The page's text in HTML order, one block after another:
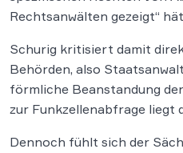
Rechtsanwälten gezeigt“
Schurig kritisiert damit
Behörden, also
förmliche Beanstandung
zur Funkzellenabfrage liegt
Dennoch fühlt sich der